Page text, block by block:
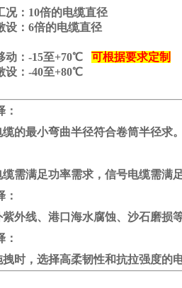
倍的电缆直径
倍的电缆直径
-15至+70℃ 可根据要求定制
-40至+80℃
弯曲半径符合卷筒半径求。
功率需求，信号电缆需满足
线、港口海水腐蚀、沙石磨损
择高柔韧性和抗拉强度的电